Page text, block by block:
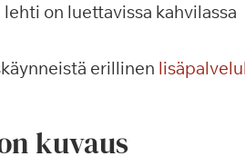
lehti on luettavissa kahvilassa
erillinen
kuvaus